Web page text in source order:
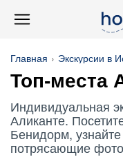
Главная Экскурсии в
Топ-места
Индивидуальная
Аликанте.
Бенидорм,
потрясающие фото